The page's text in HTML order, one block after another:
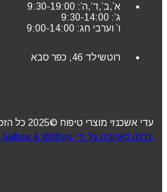
א’,ב’,ד’,ה’: 9:30-19:00
ג’: 9:30-14:00
ו’ וערבי חג: 9:00-14:00
רוטשילד 46, כפר סבא
עדי אשכנזי מוצרי טיפוח ©2025 כל הזכויות שמורות
נבנה באהבה על ידי Omri Salhov & Webey